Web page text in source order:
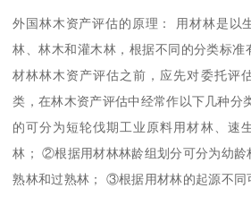
外国林木资产评估的原理： 用材林是以
林、林木和灌木林，根据不同的分类标准
材林林木资产评估之前，应先对委托评
类，在林木资产评估中经常作以下几种分
的可分为短轮伐期工业原料用材林、速
林； ②根据用材林林龄组划分可分为幼龄
熟林和过熟林； ③根据用材林的起源不同